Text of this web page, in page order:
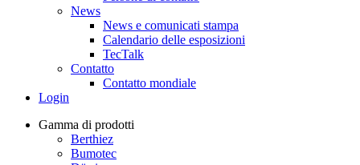
News
News e comunicati stampa
Calendario delle esposizioni
TecTalk
Contatto
Contatto mondiale
Login
Gamma di prodotti
Berthiez
Bumotec